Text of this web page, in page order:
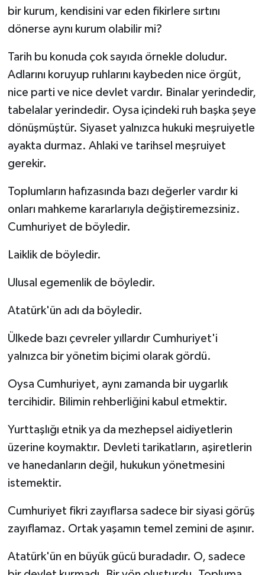
bir kurum, kendisini var eden fikirlere sırtını
dönerse aynı kurum olabilir mi?
Tarih bu konuda çok sayıda örnekle doludur.
Adlarını koruyup ruhlarını kaybeden nice örgüt,
nice parti ve nice devlet vardır. Binalar yerindedir,
tabelalar yerindedir. Oysa içindeki ruh başka şeye
dönüşmüştür. Siyaset yalnızca hukuki meşruiyetle
ayakta durmaz. Ahlaki ve tarihsel meşruiyet
gerekir.
Toplumların hafızasında bazı değerler vardır ki
onları mahkeme kararlarıyla değiştiremezsiniz.
Cumhuriyet de böyledir.
Laiklik de böyledir.
Ulusal egemenlik de böyledir.
Atatürk'ün adı da böyledir.
Ülkede bazı çevreler yıllardır Cumhuriyet'i
yalnızca bir yönetim biçimi olarak gördü.
Oysa Cumhuriyet, aynı zamanda bir uygarlık
tercihidir. Bilimin rehberliğini kabul etmektir.
Yurttaşlığı etnik ya da mezhepsel aidiyetlerin
üzerine koymaktır. Devleti tarikatların, aşiretlerin
ve hanedanların değil, hukukun yönetmesini
istemektir.
Cumhuriyet fikri zayıflarsa sadece bir siyasi görüş
zayıflamaz. Ortak yaşamın temel zemini de aşınır.
Atatürk'ün en büyük gücü buradadır. O, sadece